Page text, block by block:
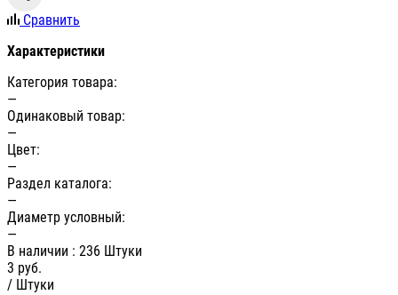
Сравнить
Характеристики
Категория товара:
—
Одинаковый товар:
—
Цвет:
—
Раздел каталога:
—
Диаметр условный:
—
В наличии : 236 Штуки
3 руб.
/ Штуки